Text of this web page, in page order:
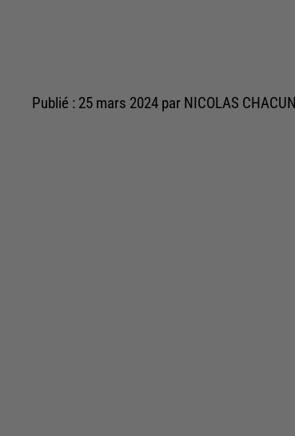
Publié : 25 mars 2024 par NICOLAS CHACUN